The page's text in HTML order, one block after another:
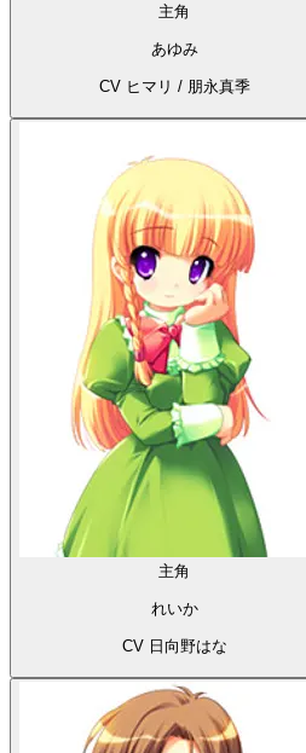
主角
あゆみ
CV ヒマリ / 朋永真季
主角
れいか
CV 日向野はな